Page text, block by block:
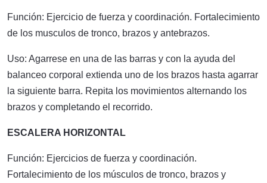
Función: Ejercicio de fuerza y coordinación. Fortalecimiento
de los musculos de tronco, brazos y antebrazos.
Uso: Agarrese en una de las barras y con la ayuda del
balanceo corporal extienda uno de los brazos hasta agarrar
la siguiente barra. Repita los movimientos alternando los
brazos y completando el recorrido.
ESCALERA HORIZONTAL
Función: Ejercicios de fuerza y coordinación.
Fortalecimiento de los músculos de tronco, brazos y